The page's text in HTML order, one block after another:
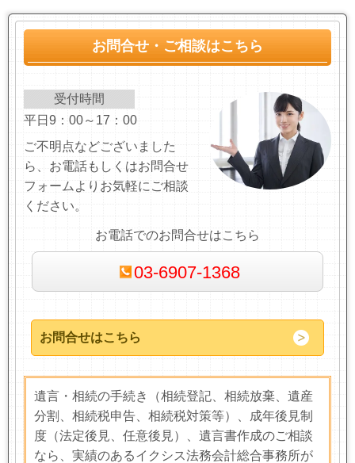
お問合せ・ご相談はこちら
受付時間
平日9：00～17：00
ご不明点などございました
ら、お電話もしくはお問合せ
フォームよりお気軽にご相談
ください。
お電話でのお問合せはこちら
03-6907-1368
お問合せはこちら
遺言・相続の手続き（相続登記、相続放棄、遺産
分割、相続税申告、相続税対策等）、成年後見制
度（法定後見、任意後見）、遺言書作成のご相談
なら、実績のあるイクシス法務会計総合事務所が